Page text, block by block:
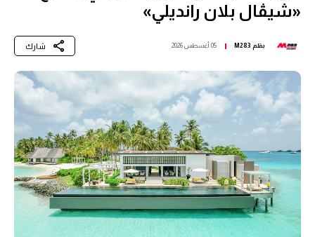
«شيڤال بلان رانديلي»
بقلم M283 05 أغسطس 2026 شارك